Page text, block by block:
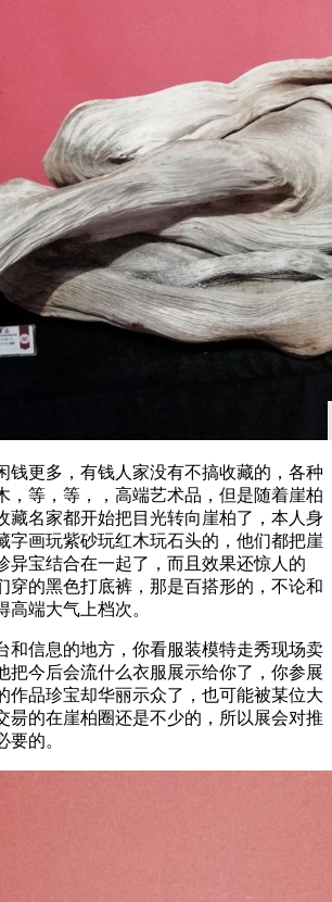
钱更多，有钱人家没有不搞收藏的，各种
，等，等，，高端艺术品，但是随着崖柏
藏名家都开始把目光转向崖柏了，本人身
字画玩紫砂玩红木玩石头的，他们都把崖
异宝结合在一起了，而且效果还惊人的
穿的黑色打底裤，那是百搭形的，不论和
高端大气上档次。
和信息的地方，你看服装模特走秀现场卖
把今后会流什么衣服展示给你了，你参展
作品珍宝却华丽示众了，也可能被某位大
昜的在崖柏圈还是不少的，所以展会对推
要的。